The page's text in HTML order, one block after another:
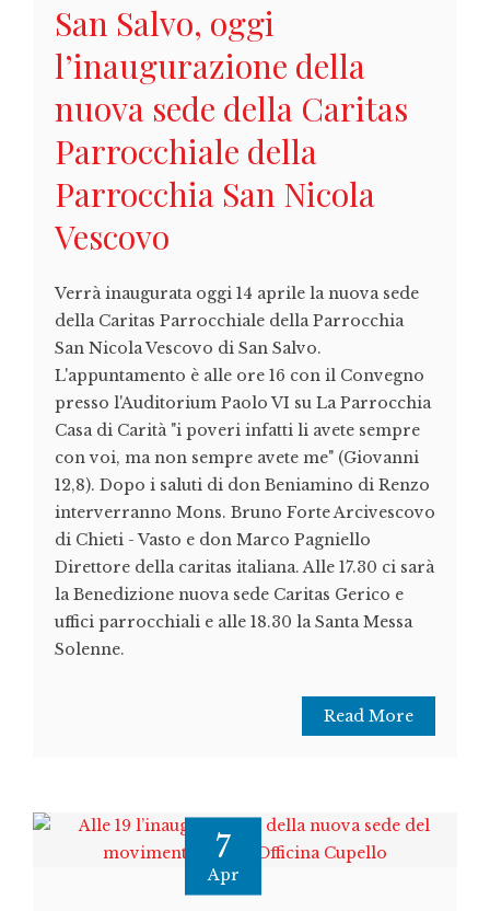
San Salvo, oggi
l’inaugurazione della
nuova sede della Caritas
Parrocchiale della
Parrocchia San Nicola
Vescovo
Verrà inaugurata oggi 14 aprile la nuova sede
della Caritas Parrocchiale della Parrocchia
San Nicola Vescovo di San Salvo.
L'appuntamento è alle ore 16 con il Convegno
presso l'Auditorium Paolo VI su La Parrocchia
Casa di Carità "i poveri infatti li avete sempre
con voi, ma non sempre avete me" (Giovanni
12,8). Dopo i saluti di don Beniamino di Renzo
interverranno Mons. Bruno Forte Arcivescovo
di Chieti - Vasto e don Marco Pagniello
Direttore della caritas italiana. Alle 17.30 ci sarà
la Benedizione nuova sede Caritas Gerico e
uffici parrocchiali e alle 18.30 la Santa Messa
Solenne.
Read More
7
Apr